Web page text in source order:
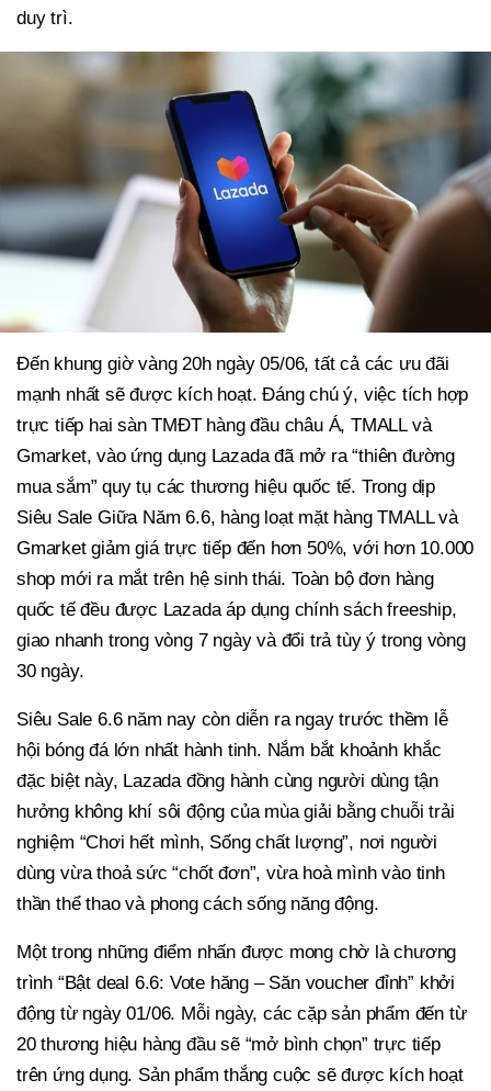
duy trì.
Đến khung giờ vàng 20h ngày 05/06, tất cả các ưu đãi
mạnh nhất sẽ được kích hoạt. Đáng chú ý, việc tích hợp
trực tiếp hai sàn TMĐT hàng đầu châu Á, TMALL và
Gmarket, vào ứng dụng Lazada đã mở ra “thiên đường
mua sắm” quy tụ các thương hiệu quốc tế. Trong dịp
Siêu Sale Giữa Năm 6.6, hàng loạt mặt hàng TMALL và
Gmarket giảm giá trực tiếp đến hơn 50%, với hơn 10.000
shop mới ra mắt trên hệ sinh thái. Toàn bộ đơn hàng
quốc tế đều được Lazada áp dụng chính sách freeship,
giao nhanh trong vòng 7 ngày và đổi trả tùy ý trong vòng
30 ngày.
Siêu Sale 6.6 năm nay còn diễn ra ngay trước thềm lễ
hội bóng đá lớn nhất hành tinh. Nắm bắt khoảnh khắc
đặc biệt này, Lazada đồng hành cùng người dùng tận
hưởng không khí sôi động của mùa giải bằng chuỗi trải
nghiệm “Chơi hết mình, Sống chất lượng”, nơi người
dùng vừa thoả sức “chốt đơn”, vừa hoà mình vào tinh
thần thể thao và phong cách sống năng động.
Một trong những điểm nhấn được mong chờ là chương
trình “Bật deal 6.6: Vote hăng – Săn voucher đỉnh” khởi
động từ ngày 01/06. Mỗi ngày, các cặp sản phẩm đến từ
20 thương hiệu hàng đầu sẽ “mở bình chọn” trực tiếp
trên ứng dụng. Sản phẩm thắng cuộc sẽ được kích hoạt